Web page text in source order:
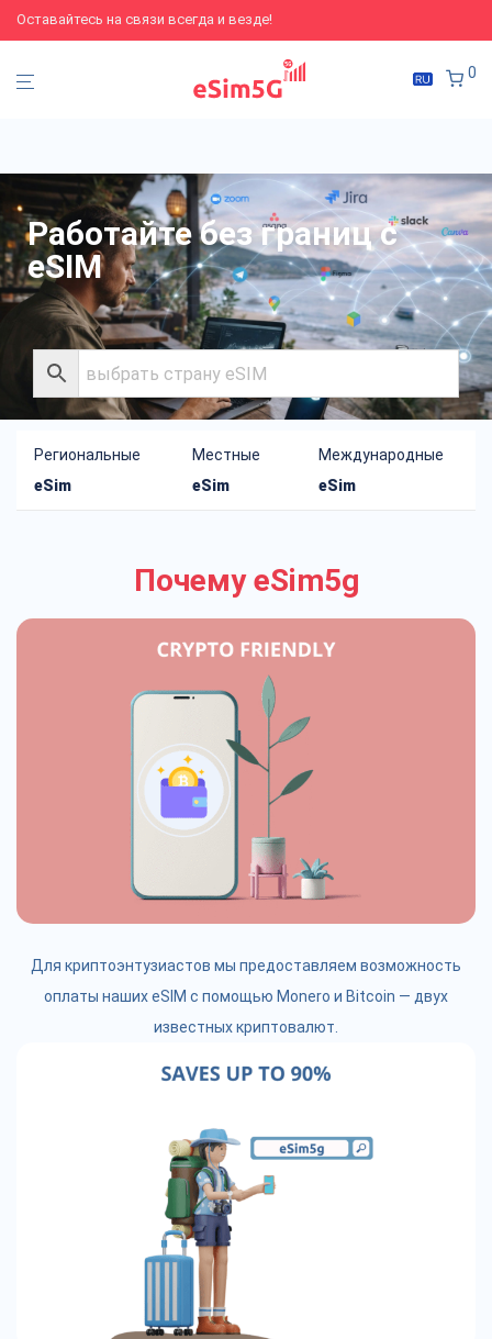
Оставайтесь на связи всегда и везде!
0
Работайте без границ с
eSIM
Региональные
eSim
Местные
eSim
Международные
eSim
Почему eSim5g
Для криптоэнтузиастов мы предоставляем возможность
оплаты наших eSIM с помощью Monero и Bitcoin — двух
известных криптовалют.